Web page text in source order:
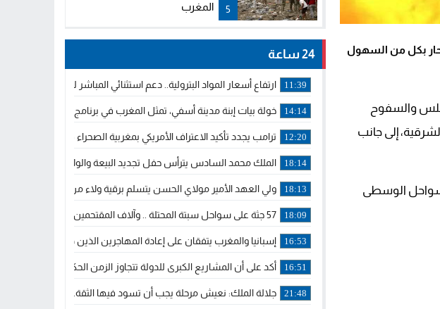
حار بكل من السهول
والسفوح
إلى جانب
الوسطى
5
المغرب
24 ساعة
11:39 ارتفاع أسعار المواد البترولية.. دعم استثنائي المباشر لمهنيي النقل
14:14 خولة بيات إبنة مدينة أسفي، تمثل المغرب في برنامج مدرب ركوب
12:20 ترامب يجدد تأكيد الاعتراف الأمريكي بمغربية الصحراء في برقية إلى الملك
18:14 الملك محمد السادس يترأس حفل تجديد البيعة والولاء في قصر
18:13 ولي العهد الأمير مولاي الحسن يتسلم برقية ولاء من القوات المسلحة
18:09 57 جثة على سواحل سبتة المحتلة .. وآلاف المقتحمين يعودون إلى المغرب
16:53 إسبانيا والمغرب يتفقان على إعادة المهاجرين الذين دخلوا سبتة المحتلة
16:51 أكد على أن المشاريع الكبرى للدولة تتجاوز الزمن الحكومي..
21:48 جلالة الملك: نعيش مرحلة يجب أن تسود فيها الثقة.. والاستقرار